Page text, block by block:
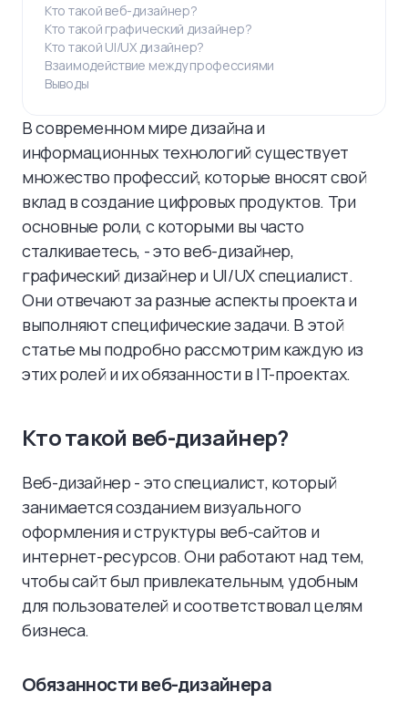
Кто такой веб-дизайнер?
Кто такой графический дизайнер?
Кто такой UI/UX дизайнер?
Взаимодействие между профессиями
Выводы
В современном мире дизайна и
информационных технологий существует
множество профессий, которые вносят свой
вклад в создание цифровых продуктов. Три
основные роли, с которыми вы часто
сталкиваетесь, - это веб-дизайнер,
графический дизайнер и UI/UX специалист.
Они отвечают за разные аспекты проекта и
выполняют специфические задачи. В этой
статье мы подробно рассмотрим каждую из
этих ролей и их обязанности в IT-проектах.
Кто такой веб-дизайнер?
Веб-дизайнер - это специалист, который
занимается созданием визуального
оформления и структуры веб-сайтов и
интернет-ресурсов. Они работают над тем,
чтобы сайт был привлекательным, удобным
для пользователей и соответствовал целям
бизнеса.
Обязанности веб-дизайнера